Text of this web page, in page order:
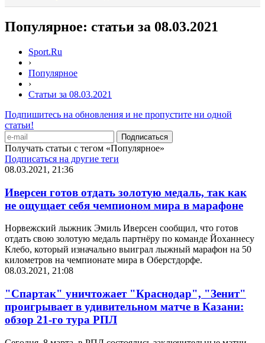
Популярное: статьи за 08.03.2021
Sport.Ru
›
Популярное
›
Статьи за 08.03.2021
Подпишитесь на обновления и не пропустите ни одной
статьи!
Получать статьи с тегом «Популярное»
Подписаться на другие теги
08.03.2021, 21:36
Иверсен готов отдать золотую медаль, так как
не ощущает себя чемпионом мира в марафоне
Норвежский лыжник Эмиль Иверсен сообщил, что готов
отдать свою золотую медаль партнёру по команде Йоханнесу
Клебо, который изначально выиграл лыжный марафон на 50
километров на чемпионате мира в Оберстдорфе.
08.03.2021, 21:08
"Спартак" уничтожает "Краснодар", "Зенит"
проигрывает в удивительном матче в Казани:
обзор 21-го тура РПЛ